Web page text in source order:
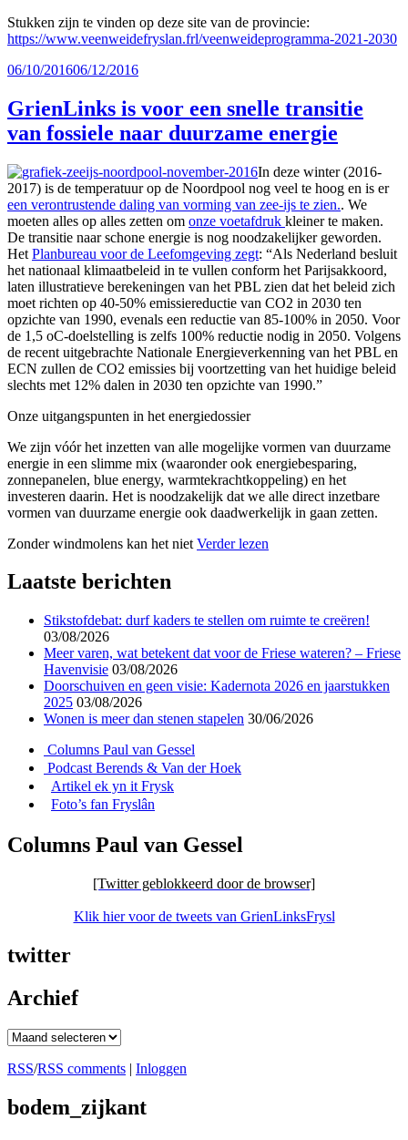
Stukken zijn te vinden op deze site van de provincie:
https://www.veenweidefryslan.frl/veenweideprogramma-2021-2030
Geplaatst
06/10/201606/12/2016
GrienLinks is voor een snelle transitie
van fossiele naar duurzame energie
In deze winter (2016-
2017) is de temperatuur op de Noordpool nog veel te hoog en is er
een verontrustende daling van vorming van zee-ijs te zien.. We
moeten alles op alles zetten om onze voetafdruk kleiner te maken.
De transitie naar schone energie is nog noodzakelijker geworden.
Het Planbureau voor de Leefomgeving zegt: “Als Nederland besluit
het nationaal klimaatbeleid in te vullen conform het Parijsakkoord,
laten illustratieve berekeningen van het PBL zien dat het beleid zich
moet richten op 40-50% emissiereductie van CO2 in 2030 ten
opzichte van 1990, evenals een reductie van 85-100% in 2050. Voor
de 1,5 oC-doelstelling is zelfs 100% reductie nodig in 2050. Volgens
de recent uitgebrachte Nationale Energieverkenning van het PBL en
ECN zullen de CO2 emissies bij voortzetting van het huidige beleid
slechts met 12% dalen in 2030 ten opzichte van 1990.”
Onze uitgangspunten in het energiedossier
We zijn vóór het inzetten van alle mogelijke vormen van duurzame
energie in een slimme mix (waaronder ook energiebesparing,
zonnepanelen, blue energy, warmtekrachtkoppeling) en het
investeren daarin. Het is noodzakelijk dat we alle direct inzetbare
vormen van duurzame energie ook daadwerkelijk in gaan zetten.
Zonder windmolens kan het niet Verder lezen
Laatste berichten
Stikstofdebat: durf kaders te stellen om ruimte te creëren!
03/08/2026
Meer varen, wat betekent dat voor de Friese wateren? – Friese
Havenvisie 03/08/2026
Doorschuiven en geen visie: Kadernota 2026 en jaarstukken
2025 03/08/2026
Wonen is meer dan stenen stapelen 30/06/2026
Columns Paul van Gessel
Podcast Berends & Van der Hoek
Artikel ek yn it Frysk
Foto’s fan Fryslân
Columns Paul van Gessel
[Twitter geblokkeerd door de browser]
Klik hier voor de tweets van GrienLinksFrysl
twitter
Archief
Archief
RSS/RSS comments | Inloggen
bodem_zijkant